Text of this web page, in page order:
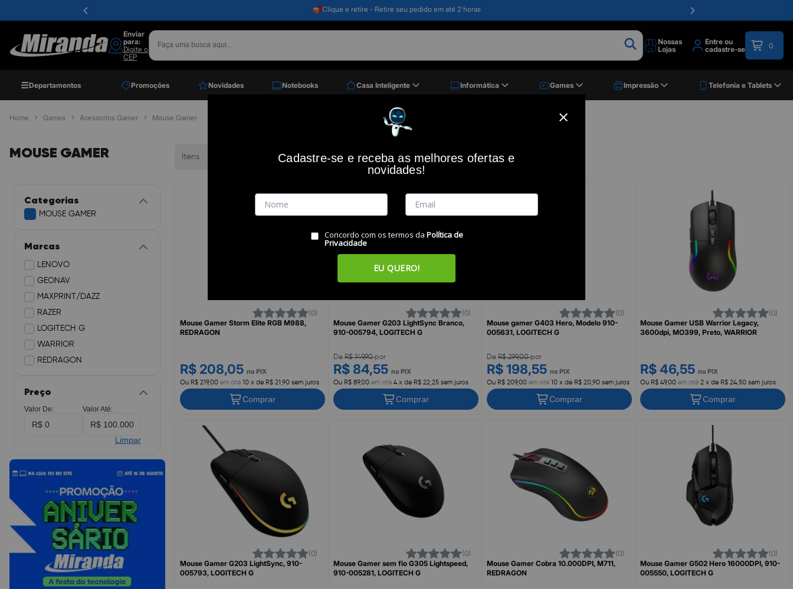
Clique e retire - Retire seu pedido em até 2 horas
Enviar
para:
Digite o
CEP
Nossas
Lojas
Entre ou
cadastre-se
0
Departamentos Promoções Novidades Notebooks Casa Inteligente Informática Games Impressão Telefonia e Tablets
Home Games Acessorios Gamer Mouse Gamer
MOUSE GAMER Itens Ordenar por
Categorias
MOUSE GAMER
Marcas
LENOVO
GEONAV
MAXPRINT/DAZZ
RAZER
LOGITECH G
WARRIOR
REDRAGON
Preço
Valor De: Valor Até:
Limpar
(0)
Mouse Gamer Storm Elite RGB M988,
REDRAGON
R$ 208,05 no PIX
Ou R$ 219,00 em até 10 x de R$ 21,90 sem juros
Comprar
(0)
Mouse Gamer G203 LightSync Branco,
910-005794, LOGITECH G
De R$ 149,90por
R$ 84,55 no PIX
Ou R$ 89,00 em até 4 x de R$ 22,25 sem juros
Comprar
(0)
Mouse gamer G403 Hero, Modelo 910-
005631, LOGITECH G
De R$ 299,00por
R$ 198,55 no PIX
Ou R$ 209,00 em até 10 x de R$ 20,90 sem juros
Comprar
(0)
Mouse Gamer USB Warrior Legacy,
3600dpi, MO399, Preto, WARRIOR
R$ 46,55 no PIX
Ou R$ 49,00 em até 2 x de R$ 24,50 sem juros
Comprar
(0)
Mouse Gamer G203 LightSync, 910-
005793, LOGITECH G
(0)
Mouse Gamer sem fio G305 Lightspeed,
910-005281, LOGITECH G
(0)
Mouse Gamer Cobra 10.000DPI, M711,
REDRAGON
(0)
Mouse Gamer G502 Hero 16000DPI, 910-
005550, LOGITECH G
Cadastre-se e receba as melhores ofertas e
novidades!
Concordo com os termos da Política de
Privacidade
EU QUERO!